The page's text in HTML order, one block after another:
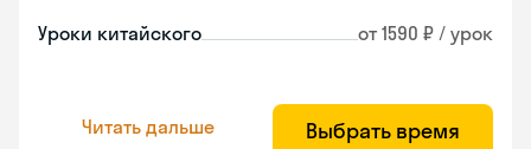
Уроки китайского от 1590 ₽ / урок
Читать дальше Выбрать время